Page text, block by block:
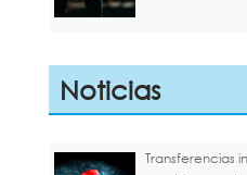
Noticias
Transferencias